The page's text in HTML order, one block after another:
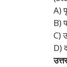
A)
B)
C)
D)